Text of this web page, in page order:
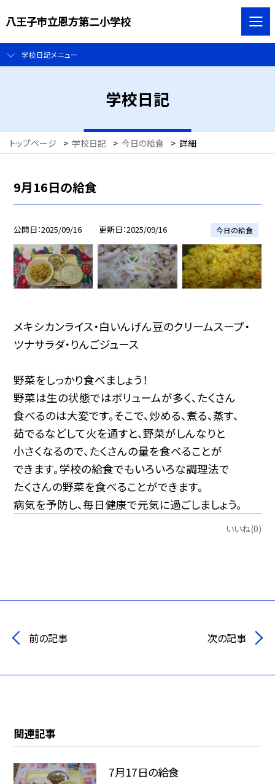
八王子市立恩方第二小学校
学校日記メニュー
学校日記
トップページ > 学校日記 > 今日の給食 > 詳細
9月16日の給食
公開日 2025/09/16 更新日 2025/09/16 今日の給食
メキシカンライス・白いんげん豆のクリームスープ・
ツナサラダ・りんごジュース
野菜をしっかり食べましょう！
野菜は生の状態ではボリュームが多く、たくさん
食べるのは大変です。そこで、炒める、煮る、蒸す、
茹でるなどして火を通すと、野菜がしんなりと
小さくなるので、たくさんの量を食べることが
できます。学校の給食でもいろいろな調理法で
たくさんの野菜を食べることができます。
病気を予防し、毎日健康で元気に過ごしましょう。
いいね(0)
前の記事 次の記事
関連記事
7月17日の給食